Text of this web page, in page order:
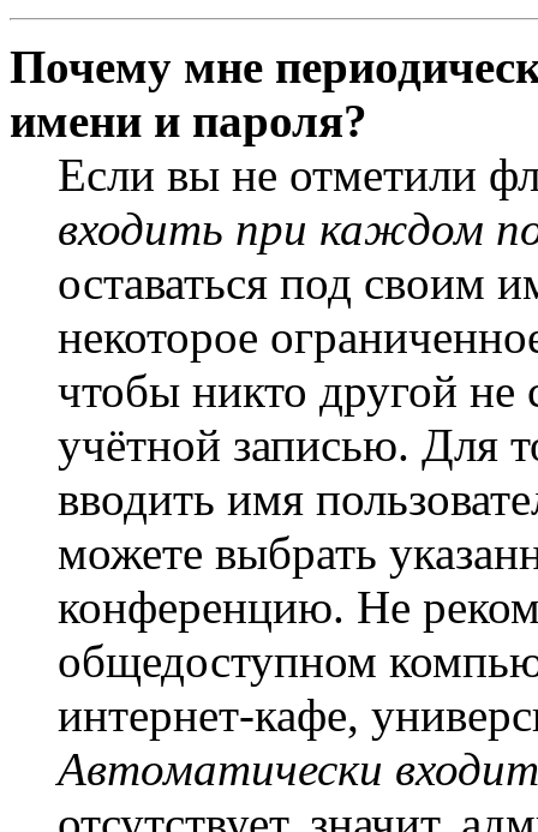
Почему мне
имени и пароля?
Если вы не отметили
входить при каждом
оставаться под своим
некоторое
чтобы никто другой не
учётной записью. Для
вводить имя
можете выбрать
конференцию. Не
общедоступном
интернет-кафе,
Автоматически